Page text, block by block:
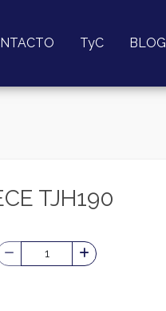
TyC BLOG
TJH190